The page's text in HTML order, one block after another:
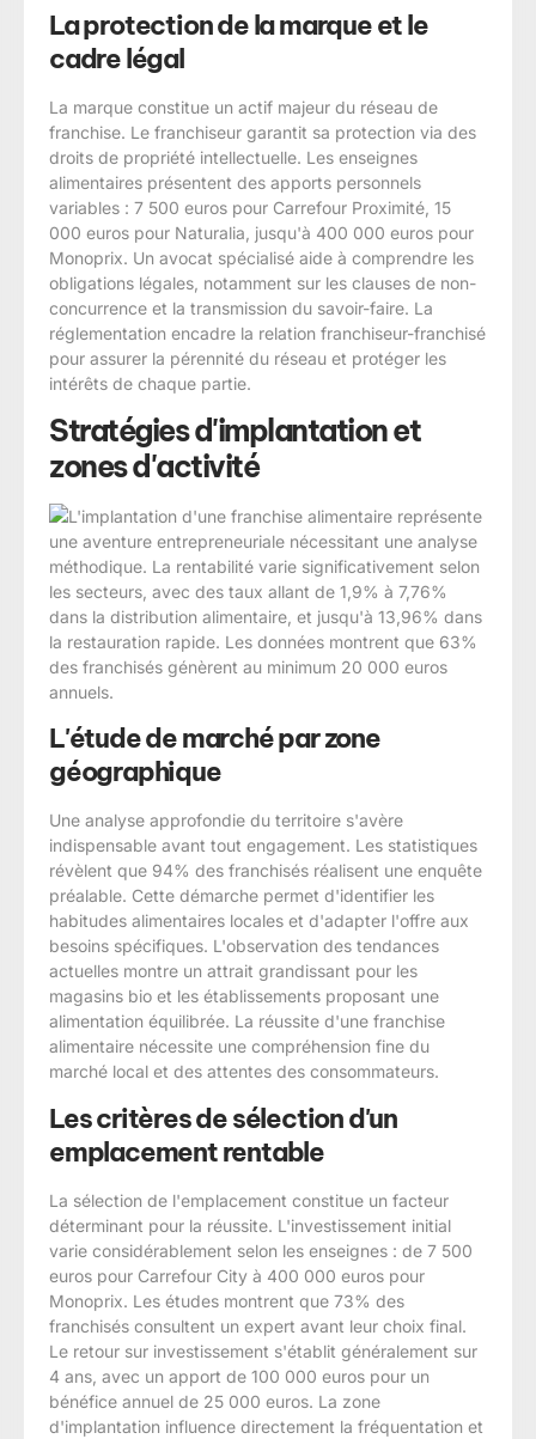
La protection de la marque et le
cadre légal
La marque constitue un actif majeur du réseau de
franchise. Le franchiseur garantit sa protection via des
droits de propriété intellectuelle. Les enseignes
alimentaires présentent des apports personnels
variables : 7 500 euros pour Carrefour Proximité, 15
000 euros pour Naturalia, jusqu'à 400 000 euros pour
Monoprix. Un avocat spécialisé aide à comprendre les
obligations légales, notamment sur les clauses de non-
concurrence et la transmission du savoir-faire. La
réglementation encadre la relation franchiseur-franchisé
pour assurer la pérennité du réseau et protéger les
intérêts de chaque partie.
Stratégies d'implantation et
zones d'activité
L'implantation d'une franchise alimentaire représente
une aventure entrepreneuriale nécessitant une analyse
méthodique. La rentabilité varie significativement selon
les secteurs, avec des taux allant de 1,9% à 7,76%
dans la distribution alimentaire, et jusqu'à 13,96% dans
la restauration rapide. Les données montrent que 63%
des franchisés génèrent au minimum 20 000 euros
annuels.
L'étude de marché par zone
géographique
Une analyse approfondie du territoire s'avère
indispensable avant tout engagement. Les statistiques
révèlent que 94% des franchisés réalisent une enquête
préalable. Cette démarche permet d'identifier les
habitudes alimentaires locales et d'adapter l'offre aux
besoins spécifiques. L'observation des tendances
actuelles montre un attrait grandissant pour les
magasins bio et les établissements proposant une
alimentation équilibrée. La réussite d'une franchise
alimentaire nécessite une compréhension fine du
marché local et des attentes des consommateurs.
Les critères de sélection d'un
emplacement rentable
La sélection de l'emplacement constitue un facteur
déterminant pour la réussite. L'investissement initial
varie considérablement selon les enseignes : de 7 500
euros pour Carrefour City à 400 000 euros pour
Monoprix. Les études montrent que 73% des
franchisés consultent un expert avant leur choix final.
Le retour sur investissement s'établit généralement sur
4 ans, avec un apport de 100 000 euros pour un
bénéfice annuel de 25 000 euros. La zone
d'implantation influence directement la fréquentation et